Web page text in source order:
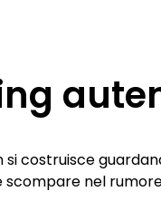
si costruisce
scompare nel